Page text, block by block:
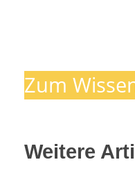
Zum
Weitere